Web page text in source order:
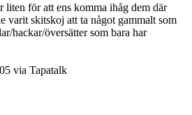
för att ens komma ihåg dem där
varit skitskoj att ta något gammalt som
hackar/översätter som bara har
via Tapatalk